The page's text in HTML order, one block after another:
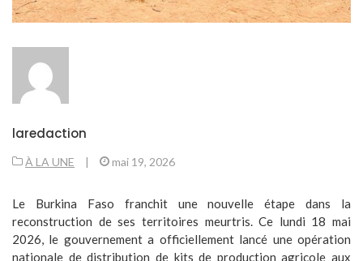
laredaction
À LA UNE | mai 19, 2026
Le Burkina Faso franchit une nouvelle étape dans la
reconstruction de ses territoires meurtris. Ce lundi 18 mai
2026, le gouvernement a officiellement lancé une opération
nationale de distribution de kits de production agricole aux